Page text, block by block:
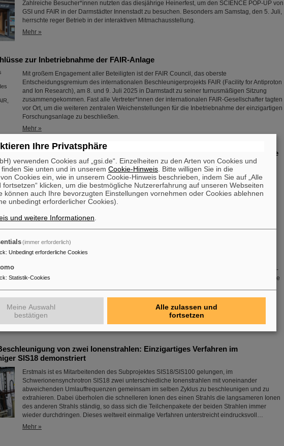
Zahlreiche Besucher*innen nutzten das diesjährige Heinerfest, um den SCIENCE POP-UP von
GSI und FAIR in der Darmstädter Innenstadt zu besuchen. Besonders am Samstag, den 5. Juli,
herrschte reger Betrieb in der interaktiven Mitmachausstellung.
Mehr »
zur Inbetriebnahme der FAIR-Anlage
Mit großem Engagement aller Beteiligten ist der FAIR Council, das oberste
Entscheidungsgremium des internationalen Beschleunigerprojekts FAIR (Facility for Antiproton
and Ion Research), am 8. und 9. Juli 2025 in Darmstadt zu seiner turnusmäßigen Sitzung
zusammengekommen. Fast alle Vertreter*innen der internationalen FAIR-Gesellschafter tagten
vor Ort, um die weiteren zentralen Weichenstellungen für die Inbetriebnahme der einzigartigen
Forschungsanlage zu beschließen.
Mehr »
Isotope geben Aufschluss über Elementsynthese – Erfolgreiche Experimente
Federführung
Ein internationales Forschungsteam unter Federführung von Wissenschaftler*innen von
GSI/FAIR in Darmstadt hat in Messungen am kanadischen Forschungszentrum TRIUMF in
Vancouver die r-Prozess-Nukleosynthese untersucht. Im Mittelpunkt der Arbeit steht die
erstmalige Massenmessung von drei besonders neutronenreichen Zinn-Isotopen: Zinn-136,
veröffentlicht.
Mehr »
Goethe-Universität Frankfurt für Dr. Ralph Aßmann
Dr. Ralph Aßmann wurde auf eine Kooperationsprofessur im Fachbereich Physik der Goethe-
Universität berufen. Der auf dem Gebiet der Beschleunigerphysik international ausgewiesene
Beschleunigeranlagen und für die Integration und Inbetriebnahme der sich derzeit im Bau
befindlichen internationalen Teilchenbeschleunigeranlage FAIR.…
Mehr »
von zwei Ionenstrahlen: Einzigartiges Verfahren im
SIS18 demonstriert
Erstmals ist es Mitarbeitenden des Subprojektes SIS18/SIS100 gelungen, im
Schwerionensynchrotron SIS18 zwei unterschiedliche Ionenstrahlen mit voneinander
abweichenden Umlauffrequenzen gemeinsam im selben Zyklus zu beschleunigen und zu
extrahieren. Dabei überholen die schnelleren Ionen des einen Strahls die langsameren Ionen
des anderen Strahls ständig, so dass sich die Teilchenpakete der beiden Strahlen immer
wieder durchdringen. Dieses weltweit einmalige Verfahren unterstreicht eindrucksvoll…
Mehr »
Ihre Privatsphäre
verwenden Cookies auf „gsi.de“. Einzelheiten zu den Arten von Cookies und
Sie unten und in unserem Cookie-Hinweis . Bitte willigen Sie in die
Cookies ein, wie in unserem Cookie-Hinweis beschrieben, indem Sie auf „Alle
fortsetzen“ klicken, um die bestmögliche Nutzererfahrung auf unseren Webseiten
können auch Ihre bevorzugten Einstellungen vornehmen oder Cookies ablehnen
unbedingt erforderlicher Cookies).
und weitere Informationen
(immer erforderlich)
: Unbedingt erforderliche Cookies
: Statistik-Cookies
Meine Auswahl
bestätigen
Alle zulassen und
fortsetzen